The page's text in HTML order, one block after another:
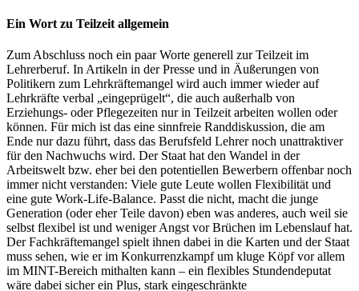
Ein Wort zu Teilzeit allgemein
Zum Abschluss noch ein paar Worte generell zur Teilzeit im
Lehrerberuf. In Artikeln in der Presse und in Äußerungen von
Politikern zum Lehrkräftemangel wird auch immer wieder auf
Lehrkräfte verbal „eingeprügelt“, die auch außerhalb von
Erziehungs- oder Pflegezeiten nur in Teilzeit arbeiten wollen oder
können. Für mich ist das eine sinnfreie Randdiskussion, die am
Ende nur dazu führt, dass das Berufsfeld Lehrer noch unattraktiver
für den Nachwuchs wird. Der Staat hat den Wandel in der
Arbeitswelt bzw. eher bei den potentiellen Bewerbern offenbar noch
immer nicht verstanden: Viele gute Leute wollen Flexibilität und
eine gute Work-Life-Balance. Passt die nicht, macht die junge
Generation (oder eher Teile davon) eben was anderes, auch weil sie
selbst flexibel ist und weniger Angst vor Brüchen im Lebenslauf hat.
Der Fachkräftemangel spielt ihnen dabei in die Karten und der Staat
muss sehen, wie er im Konkurrenzkampf um kluge Köpf vor allem
im MINT-Bereich mithalten kann – ein flexibles Stundendeputat
wäre dabei sicher ein Plus, stark eingeschränkte